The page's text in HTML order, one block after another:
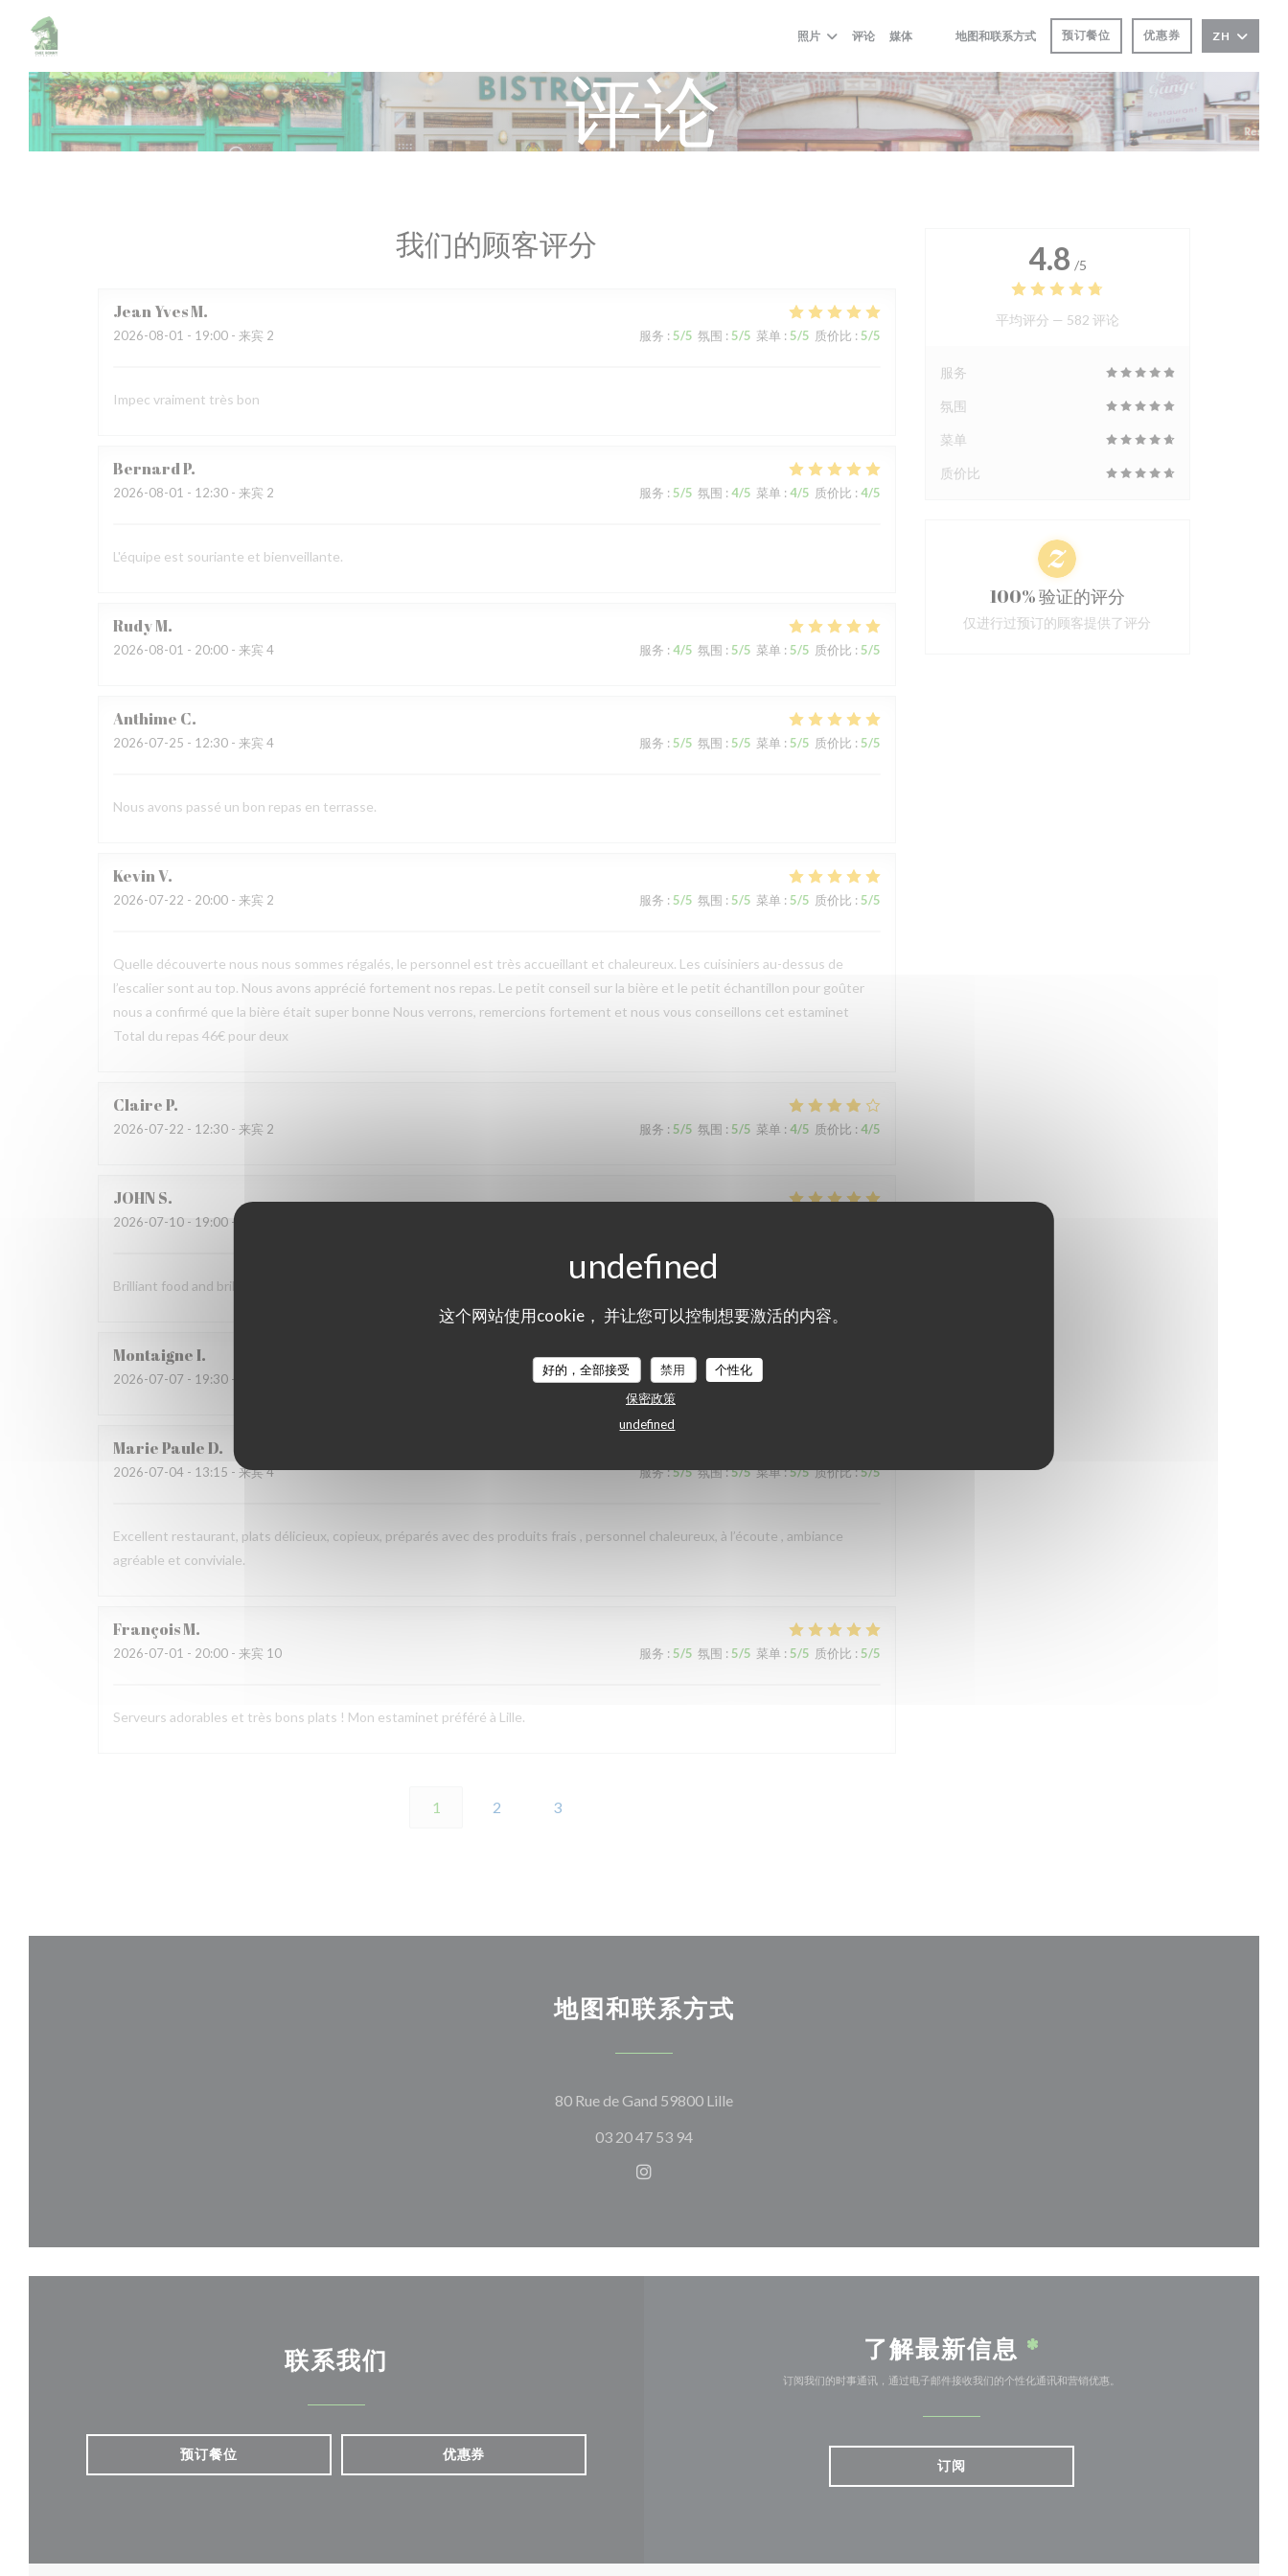
Cookie管理面板
这个网站使用cookie， 并让您可以控制想要激活的内容。
好的，全部接受 禁用
个性化
保密政策
undefined
照片 评论 媒体
((在新窗口中打开))
((在新窗口中打开))
地图和联系方式 预订餐位 优惠券 ZH
评论
我们的顾客评分
Jean YvesM
2026-08-01 - 19:00 - 来宾 2 服务 : 5/5 氛围 : 5/5 菜单: 5/5 质价比 : 5/5
Impec vraiment très bon
BernardP
2026-08-01 - 12:30 - 来宾 2 服务 : 5/5 氛围 : 4/5 菜单: 4/5 质价比 : 4/5
L'équipe est souriante et bienveillante.
RudyM
2026-08-01 - 20:00 - 来宾 4 服务 : 4/5 氛围 : 5/5 菜单: 5/5 质价比 : 5/5
Anthime C
2026-07-25 - 12:30 - 来宾 4 服务 : 5/5 氛围 : 5/5 菜单: 5/5 质价比 : 5/5
Nous avons passé un bon repas en terrasse.
KevinV
2026-07-22 - 20:00 - 来宾 2 服务 : 5/5 氛围 : 5/5 菜单: 5/5 质价比 : 5/5
Quelle découverte nous nous sommes régalés, le personnel est très accueillant et chaleureux. Les cuisiniers au-dessus de
l’escalier sont au top. Nous avons apprécié fortement nos repas. Le petit conseil sur la bière et le petit échantillon pour goûter
nous a confirmé que la bière était super bonne Nous verrons, remercions fortement et nous vous conseillons cet estaminet
Total du repas 46€ pour deux
ClaireP
2026-07-22 - 12:30 - 来宾 2 服务 : 5/5 氛围 : 5/5 菜单: 4/5 质价比 : 4/5
JOHNS
2026-07-10 - 19:00 - 来宾 2
Brilliant food and brilliant sevice
MontaigneI
2026-07-07 - 19:30 - 来宾 3 服务:5/5 氛围:5/5 菜单
Marie PauleD
2026-07-04 - 13:15 - 来宾 4 服务:5/5 氛围:5/5 菜单:5/5 质价比:5/5
Excellent restaurant, plats délicieux, copieux, préparés avec des produits frais , personnel chaleureux, à l’écoute , ambiance
agréable et conviviale.
FrançoisM
2026-07-01 - 20:00 - 来宾 10 服务 : 5/5 氛围 : 5/5 菜单: 5/5 质价比 : 5/5
Serveurs adorables et très bons plats ! Mon estaminet préféré à Lille.
1 2 3
4.8 /5
平均评分 — 582 评论
服务
氛围
菜单
质价比
100% 验证的评分
仅进行过预订的顾客提供了评分
地图和联系方式
80 Rue de Gand 59800 Lille((在新窗口中打开))
03 20 47 53 94
Instagram ((在新窗口中打开))
联系我们
预订餐位 优惠券
了解最新信息 *
订阅我们的时事通讯，通过电子邮件接收我们的个性化通讯和营销优惠。
订阅